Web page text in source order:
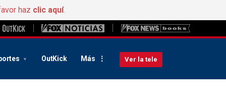
haz clic aquí.
OutKick Más Ver la tele